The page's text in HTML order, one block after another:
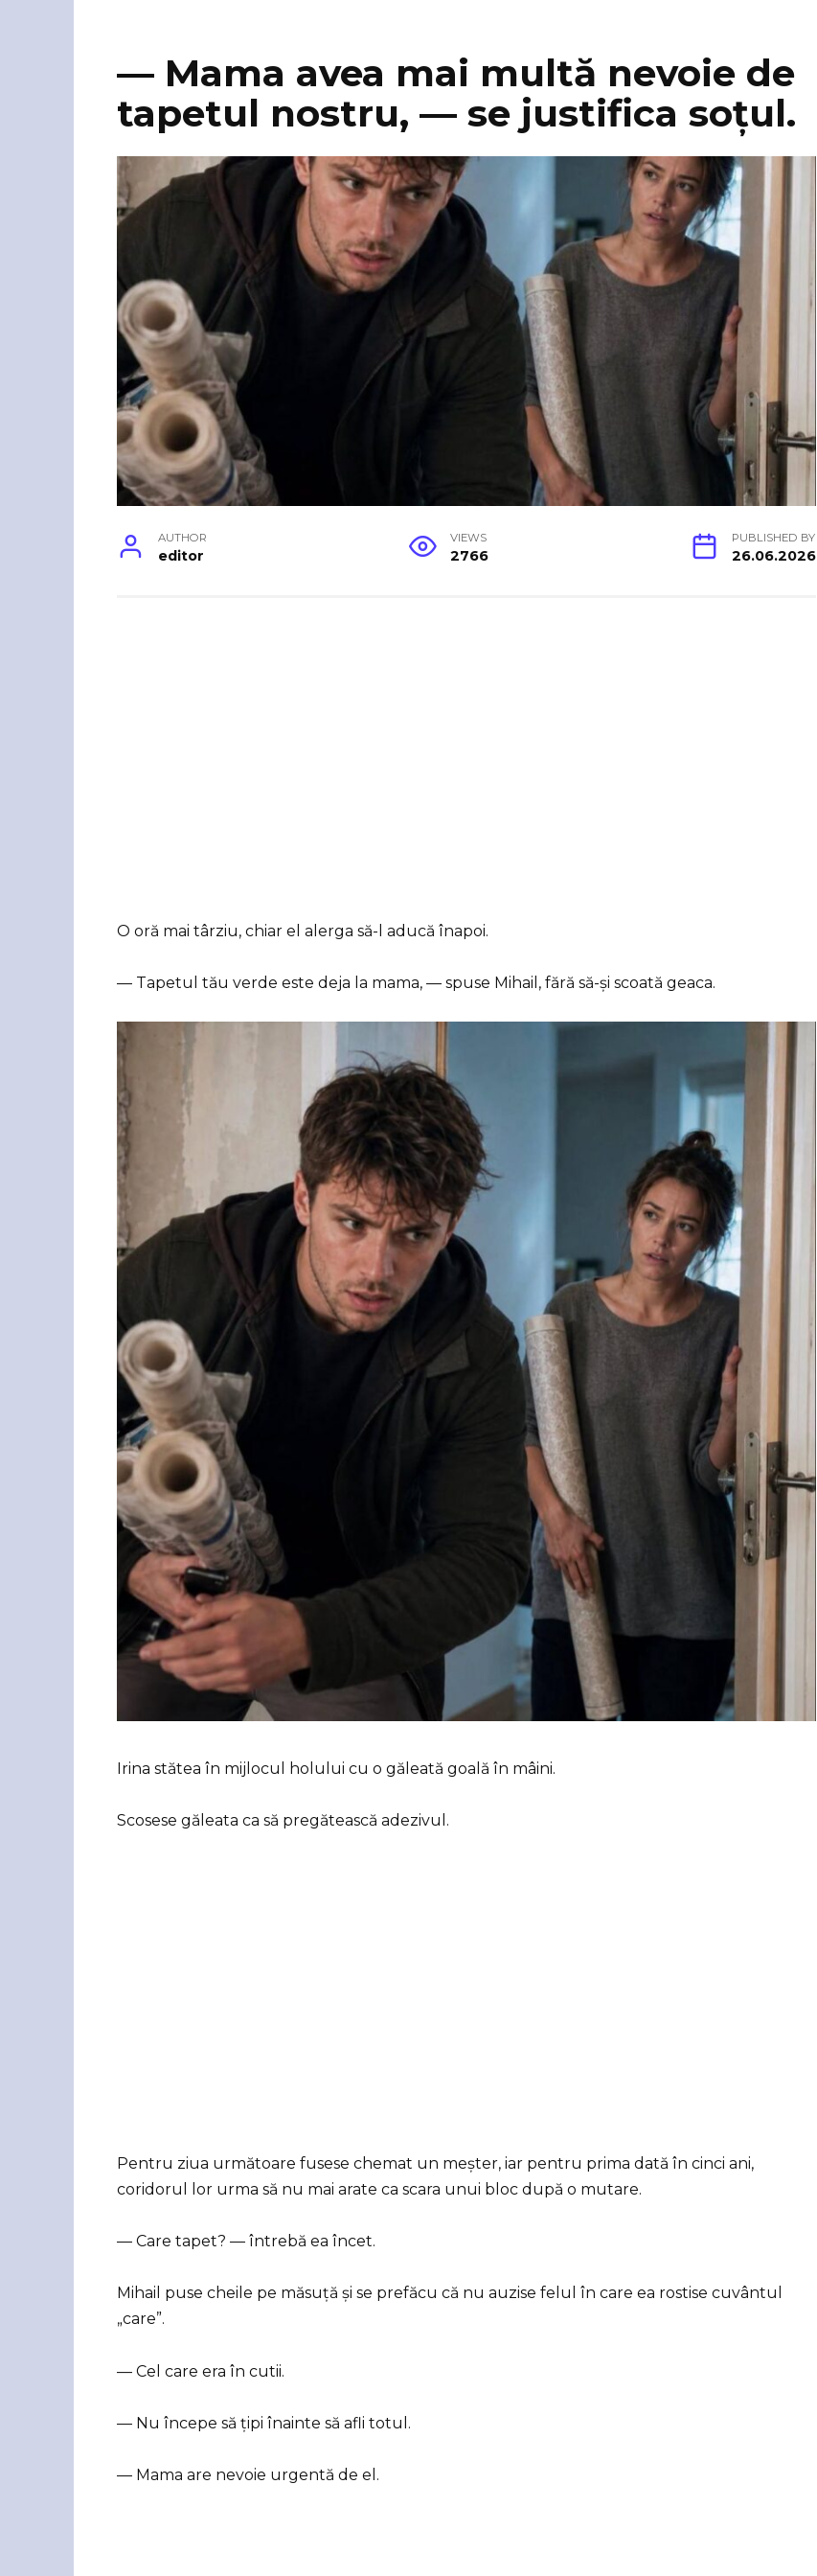
— Mama avea mai multă nevoie de
tapetul nostru, — se justifica soțul.
AUTHOR
editor
VIEWS
2766
PUBLISHED BY
26.06.2026
O oră mai târziu, chiar el alerga să-l aducă înapoi.
— Tapetul tău verde este deja la mama, — spuse Mihail, fără să-și scoată geaca.
Irina stătea în mijlocul holului cu o găleată goală în mâini.
Scosese găleata ca să pregătească adezivul.
Pentru ziua următoare fusese chemat un meșter, iar pentru prima dată în cinci ani,
coridorul lor urma să nu mai arate ca scara unui bloc după o mutare.
— Care tapet? — întrebă ea încet.
Mihail puse cheile pe măsuță și se prefăcu că nu auzise felul în care ea rostise cuvântul
„care”.
— Cel care era în cutii.
— Nu începe să țipi înainte să afli totul.
— Mama are nevoie urgentă de el.